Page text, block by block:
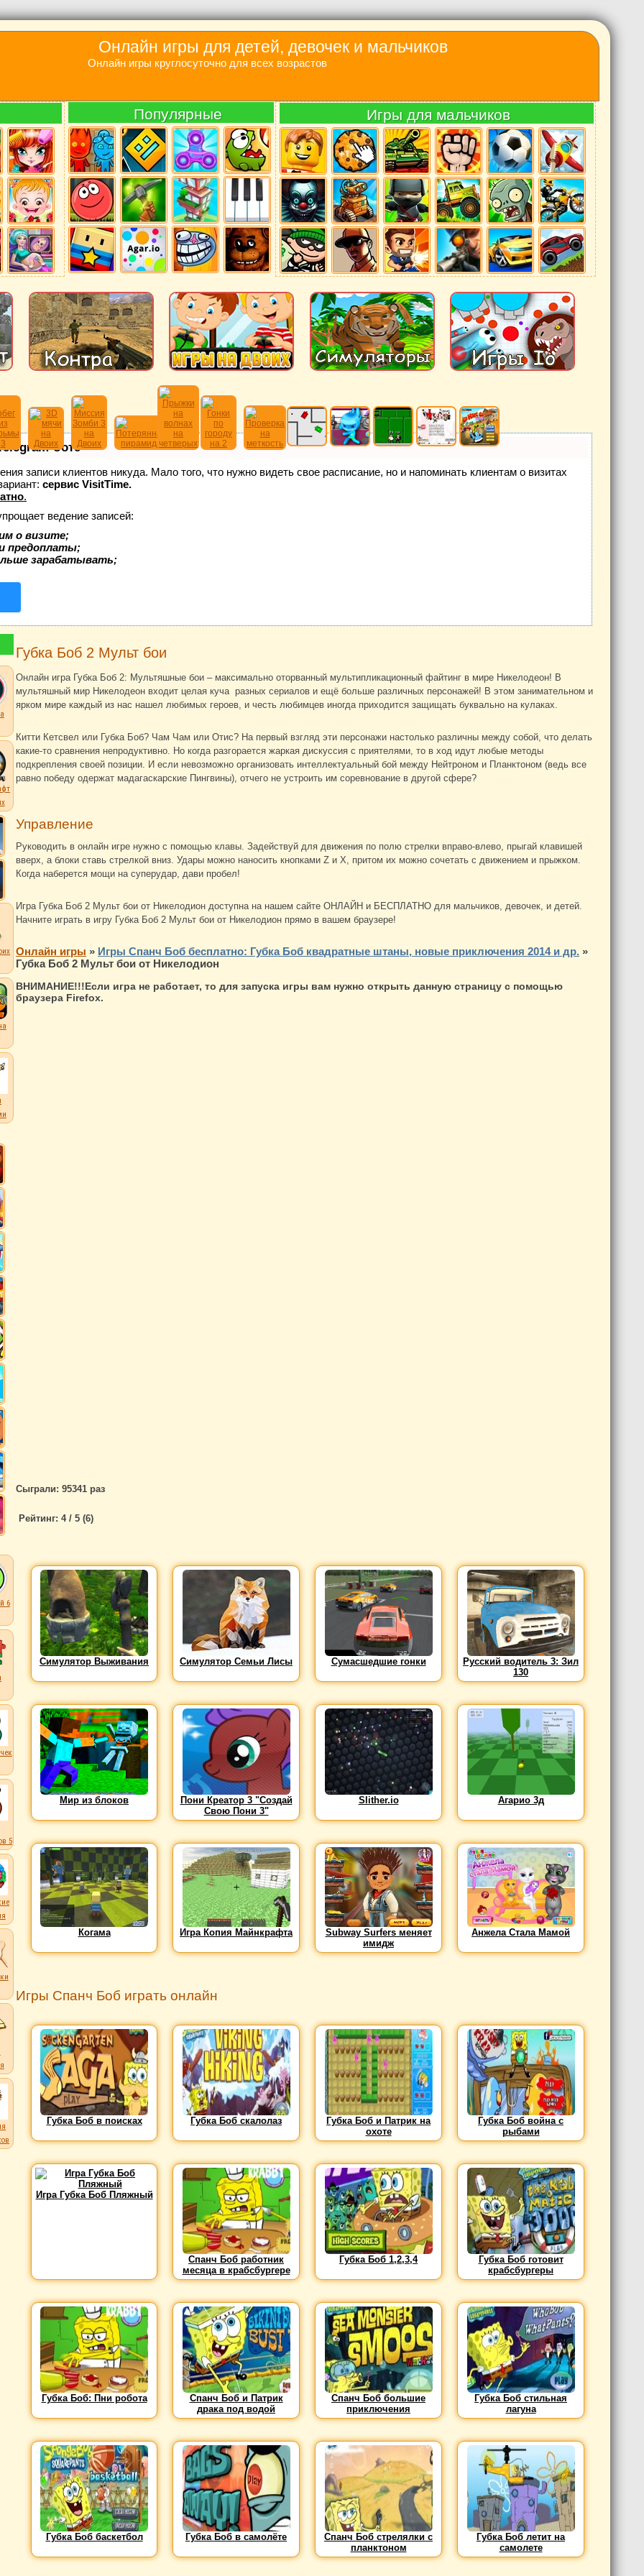
Онлайн игры для детей, девочек и мальчиков
Онлайн игры круглосуточно для всех возрастов
Популярные Игры для мальчиков
боте
записи клиентов никуда. Мало того, что нужно видеть свое расписание, но и напоминать клиентам о визитах
сервис VisitTime.
.
ведение записей:
о визите;
предоплаты;
зарабатывать;
6
5
Губка Боб 2 Мульт бои
Онлайн игра Губка Боб 2: Мультяшные бои – максимально оторванный мультипликационный файтинг в мире Никелодеон! В
мультяшный мир Никелодеон входит целая куча разных сериалов и ещё больше различных персонажей! В этом занимательном и
ярком мире каждый из нас нашел любимых героев, и честь любимцев иногда приходится защищать буквально на кулаках.
Китти Кетсвел или Губка Боб? Чам Чам или Отис? На первый взгляд эти персонажи настолько различны между собой, что делать
какие-то сравнения непродуктивно. Но когда разгорается жаркая дискуссия с приятелями, то в ход идут любые методы
подкрепления своей позиции. И если невозможно организовать интеллектуальный бой между Нейтроном и Планктоном (ведь все
равно победу одержат мадагаскарские Пингвины), отчего не устроить им соревнование в другой сфере?
Управление
Руководить в онлайн игре нужно с помощью клавы. Задействуй для движения по полю стрелки вправо-влево, прыгай клавишей
вверх, а блоки ставь стрелкой вниз. Удары можно наносить кнопками Z и X, притом их можно сочетать с движением и прыжком.
Когда наберется мощи на суперудар, дави пробел!
Игра Губка Боб 2 Мульт бои от Никелодион доступна на нашем сайте ОНЛАЙН и БЕСПЛАТНО для мальчиков, девочек, и детей.
Начните играть в игру Губка Боб 2 Мульт бои от Никелодион прямо в вашем браузере!
Онлайн игры » Игры Спанч Боб бесплатно: Губка Боб квадратные штаны, новые приключения 2014 и др. »
Губка Боб 2 Мульт бои от Никелодион
ВНИМАНИЕ!!!Если игра не работает, то для запуска игры вам нужно открыть данную страницу с помощью
браузера Firefox.
Сыграли: 95341 раз
Рейтинг: 4/ 5 (6)
Симулятор Выживания Симулятор Семьи Лисы Сумасшедшие гонки
Русский водитель 3: Зил
130
Мир из блоков
Пони Креатор 3 "Создай
Свою Пони 3"
Slither.io Агарио 3д
Когама Игра Копия Майнкрафта
Subway Surfers меняет
имидж
Анжела Стала Мамой
Игры Спанч Боб играть онлайн
Губка Боб в поисках Губка Боб скалолаз
Губка Боб и Патрик на
охоте
Губка Боб война с
рыбами
Игра Губка Боб Пляжный
Спанч Боб работник
месяца в крабсбургере
Губка Боб 1,2,3,4
Губка Боб готовит
крабсбургеры
Губка Боб: Пни робота
Спанч Боб и Патрик
драка под водой
Спанч Боб большие
приключения
Губка Боб стильная
лагуна
Губка Боб баскетбол Губка Боб в самолёте
Спанч Боб стрелялки с
планктоном
Губка Боб летит на
самолете